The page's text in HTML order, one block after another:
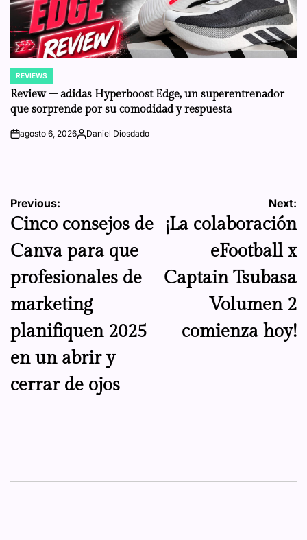
POSTED
IN
REVIEWS
Review – adidas Hyperboost Edge, un superentrenador
que sorprende por su comodidad y respuesta
onagosto 6, 2026Posted
Daniel Diosdado
Navegación
de
entradas
Previous:
Cinco consejos de
Canva para que
profesionales de
marketing
planifiquen 2025
en un abrir y
cerrar de ojos
Next:
¡La colaboración
eFootball x
Captain Tsubasa
Volumen 2
comienza hoy!